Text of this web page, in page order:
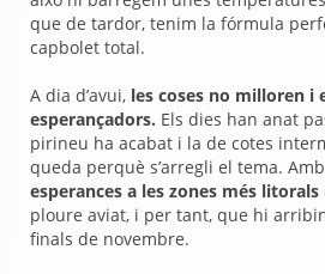
que de tardor, tenim la fórmula
capbolet total.
A dia d’avui, les coses no milloren i
esperançadors. Els dies han anat
pirineu ha acabat i la de cotes
queda perquè s’arregli el tema.
esperances a les zones més litorals
ploure aviat, i per tant, que hi
finals de novembre.